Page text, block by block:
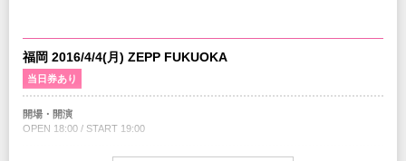
2/27（土）10:00～
注意事項
未就学児（６歳未満）のご入場はお断りさせていただきます。
INFO
キョードー札幌 TEL：011-221-0144
福岡 2016/4/4(月) ZEPP FUKUOKA
当日券あり
開場・開演
OPEN 18:00 / START 19:00